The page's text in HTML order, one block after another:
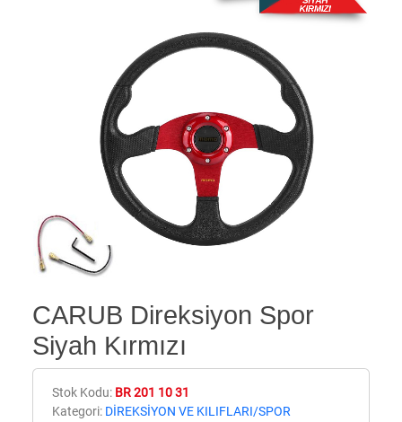
CARUB Direksiyon Spor
Siyah Kırmızı
Stok Kodu: BR 201 10 31
Kategori: DİREKSİYON VE KILIFLARI/SPOR